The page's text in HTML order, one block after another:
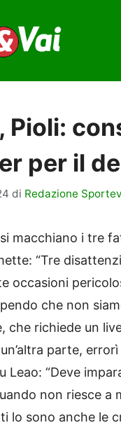
Pioli:
per il
di Redazione
macchiano i tre
“Tre
occasioni
che non
che richiede un
parte,
Leao: “Deve
non riesce a
lo sono anche le